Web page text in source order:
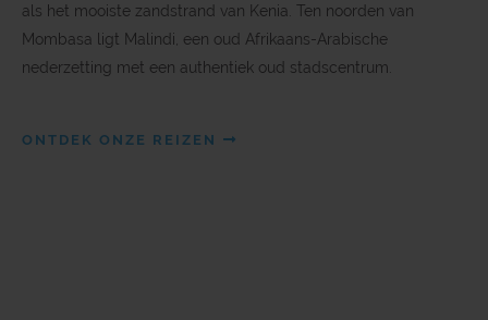
als het mooiste zandstrand van Kenia. Ten noorden van
Mombasa ligt Malindi, een oud Afrikaans-Arabische
nederzetting met een authentiek oud stadscentrum.
ONTDEK ONZE REIZEN